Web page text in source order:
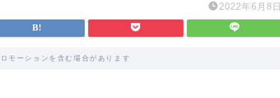
2022年6月8日
モーションを含む場合があります